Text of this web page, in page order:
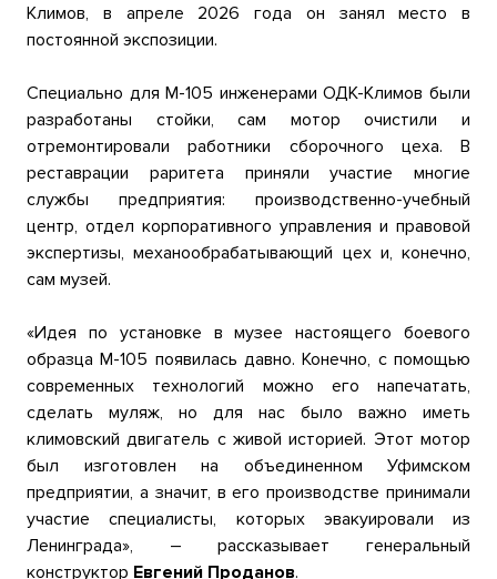
Климов, в апреле 2026 года он занял место в
постоянной экспозиции.
Специально для М-105 инженерами ОДК-Климов были
разработаны стойки, сам мотор очистили и
отремонтировали работники сборочного цеха. В
реставрации раритета приняли участие многие
службы предприятия: производственно-учебный
центр, отдел корпоративного управления и правовой
экспертизы, механообрабатывающий цех и, конечно,
сам музей.
«Идея по установке в музее настоящего боевого
образца М-105 появилась давно. Конечно, с помощью
современных технологий можно его напечатать,
сделать муляж, но для нас было важно иметь
климовский двигатель с живой историей. Этот мотор
был изготовлен на объединенном Уфимском
предприятии, а значит, в его производстве принимали
участие специалисты, которых эвакуировали из
Ленинграда», – рассказывает генеральный
конструктор Евгений Проданов.